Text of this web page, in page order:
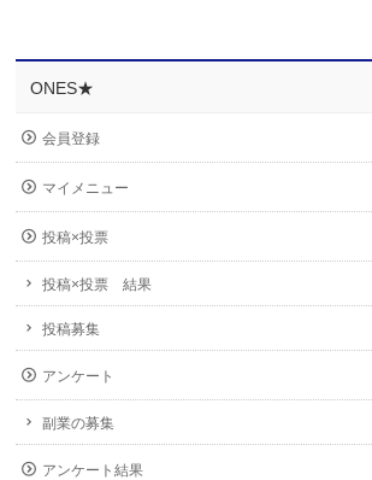
ONES★
会員登録
マイメニュー
投稿×投票
投稿×投票 結果
投稿募集
アンケート
副業の募集
アンケート結果